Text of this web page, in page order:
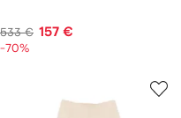
533 € 157 €
-70%